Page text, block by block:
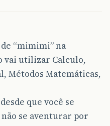
“mimimi” na
vai utilizar Calculo,
Métodos Matemáticas,
que você se
não se aventurar por